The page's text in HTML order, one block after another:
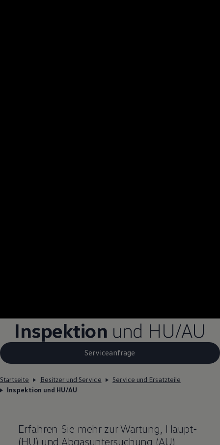
Inspektion und HU/AU
Serviceanfrage
Startseite Besitzer und Service
Service und Ersatzteile
Inspektion und HU/AU
Erfahren Sie mehr zur Wartung, Haupt-
(HU) und Abgasuntersuchung (AU)